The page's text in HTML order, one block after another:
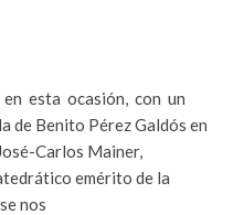
esta ocasión, con un
de Benito Pérez Galdós en
Carlos Mainer,
emérito de la
nos